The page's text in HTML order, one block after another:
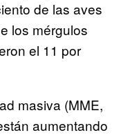
de las aves
los mérgulos
el 11 por
masiva (MME,
aumentando